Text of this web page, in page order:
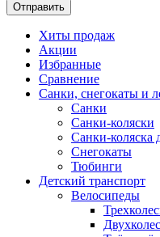
Отправить
Хиты продаж
Акции
Избранные
Сравнение
Санки, снегокаты и
Санки
Санки-коляски
Санки-коляска
Снегокаты
Тюбинги
Детский транспорт
Велосипеды